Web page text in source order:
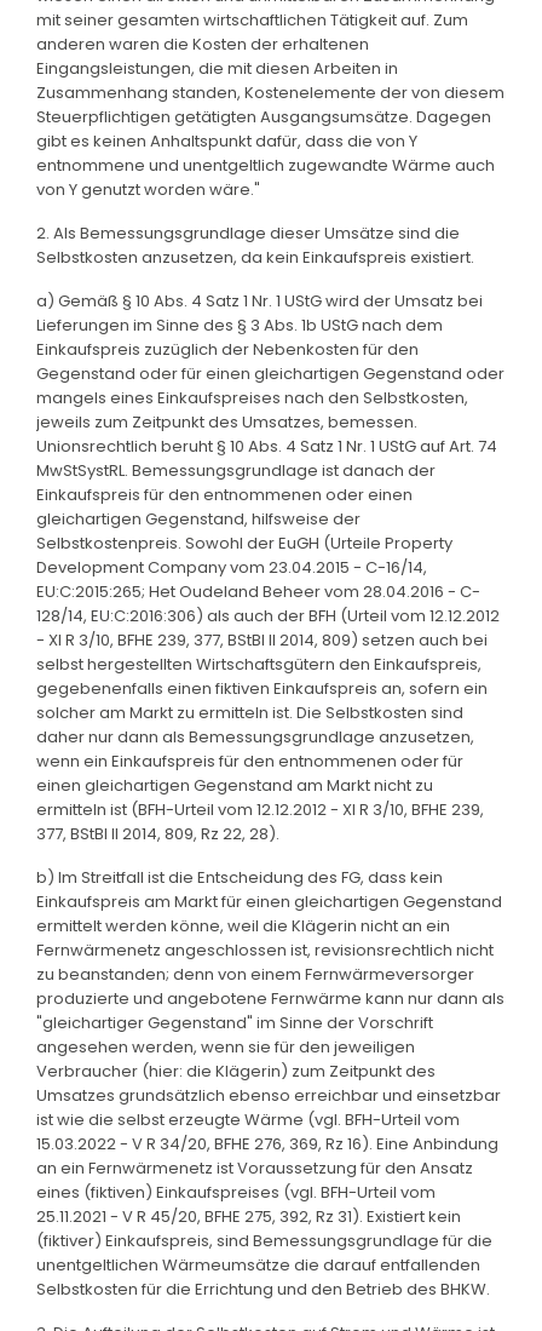
mit seiner gesamten wirtschaftlichen Tätigkeit auf. Zum
anderen waren die Kosten der erhaltenen
Eingangsleistungen, die mit diesen Arbeiten in
Zusammenhang standen, Kostenelemente der von diesem
Steuerpflichtigen getätigten Ausgangsumsätze. Dagegen
gibt es keinen Anhaltspunkt dafür, dass die von Y
entnommene und unentgeltlich zugewandte Wärme auch
von Y genutzt worden wäre."
2. Als Bemessungsgrundlage dieser Umsätze sind die
Selbstkosten anzusetzen, da kein Einkaufspreis existiert.
a) Gemäß § 10 Abs. 4 Satz 1 Nr. 1 UStG wird der Umsatz bei
Lieferungen im Sinne des § 3 Abs. 1b UStG nach dem
Einkaufspreis zuzüglich der Nebenkosten für den
Gegenstand oder für einen gleichartigen Gegenstand oder
mangels eines Einkaufspreises nach den Selbstkosten,
jeweils zum Zeitpunkt des Umsatzes, bemessen.
Unionsrechtlich beruht § 10 Abs. 4 Satz 1 Nr. 1 UStG auf Art. 74
MwStSystRL. Bemessungsgrundlage ist danach der
Einkaufspreis für den entnommenen oder einen
gleichartigen Gegenstand, hilfsweise der
Selbstkostenpreis. Sowohl der EuGH (Urteile Property
Development Company vom 23.04.2015 - C-16/14,
EU:C:2015:265; Het Oudeland Beheer vom 28.04.2016 - C-
128/14, EU:C:2016:306) als auch der BFH (Urteil vom 12.12.2012
- XI R 3/10, BFHE 239, 377, BStBl II 2014, 809) setzen auch bei
selbst hergestellten Wirtschaftsgütern den Einkaufspreis,
gegebenenfalls einen fiktiven Einkaufspreis an, sofern ein
solcher am Markt zu ermitteln ist. Die Selbstkosten sind
daher nur dann als Bemessungsgrundlage anzusetzen,
wenn ein Einkaufspreis für den entnommenen oder für
einen gleichartigen Gegenstand am Markt nicht zu
ermitteln ist (BFH-Urteil vom 12.12.2012 - XI R 3/10, BFHE 239,
377, BStBl II 2014, 809, Rz 22, 28).
b) Im Streitfall ist die Entscheidung des FG, dass kein
Einkaufspreis am Markt für einen gleichartigen Gegenstand
ermittelt werden könne, weil die Klägerin nicht an ein
Fernwärmenetz angeschlossen ist, revisionsrechtlich nicht
zu beanstanden; denn von einem Fernwärmeversorger
produzierte und angebotene Fernwärme kann nur dann als
"gleichartiger Gegenstand" im Sinne der Vorschrift
angesehen werden, wenn sie für den jeweiligen
Verbraucher (hier: die Klägerin) zum Zeitpunkt des
Umsatzes grundsätzlich ebenso erreichbar und einsetzbar
ist wie die selbst erzeugte Wärme (vgl. BFH-Urteil vom
15.03.2022 - V R 34/20, BFHE 276, 369, Rz 16). Eine Anbindung
an ein Fernwärmenetz ist Voraussetzung für den Ansatz
eines (fiktiven) Einkaufspreises (vgl. BFH-Urteil vom
25.11.2021 - V R 45/20, BFHE 275, 392, Rz 31). Existiert kein
(fiktiver) Einkaufspreis, sind Bemessungsgrundlage für die
unentgeltlichen Wärmeumsätze die darauf entfallenden
Selbstkosten für die Errichtung und den Betrieb des BHKW.